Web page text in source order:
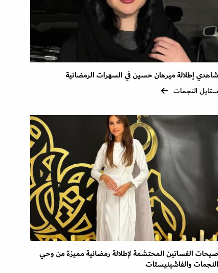
شاهدي إطلالة ميرهان حسين في السهرات الرمضانية
ستايل النجمات
صيحات الفساتين المحتشمة لإطلالة رمضانية مميزة من وحي
النجمات والفاشينيستات